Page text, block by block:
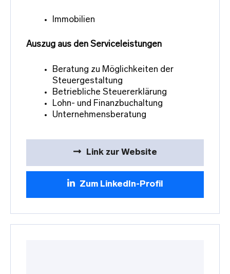
Immobilien
Auszug aus den Serviceleistungen
Beratung zu Möglichkeiten der
Steuergestaltung
Betriebliche Steuererklärung
Lohn- und Finanzbuchaltung
Unternehmensberatung
Link zur Website
Zum LinkedIn-Profil